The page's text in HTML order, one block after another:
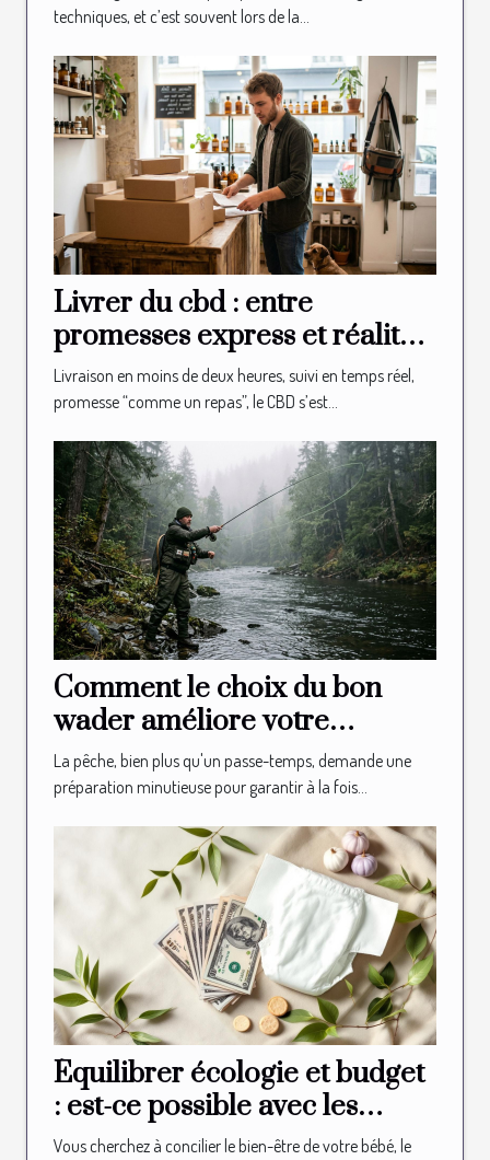
techniques, et c’est souvent lors de la...
Livrer du cbd : entre
promesses express et réalité
logistique en boutique
Livraison en moins de deux heures, suivi en temps réel,
promesse “comme un repas”, le CBD s’est...
Comment le choix du bon
wader améliore votre
expérience de pêche ?
La pêche, bien plus qu'un passe-temps, demande une
préparation minutieuse pour garantir à la fois...
Équilibrer écologie et budget
: est-ce possible avec les
couches bio ?
Vous cherchez à concilier le bien-être de votre bébé, le